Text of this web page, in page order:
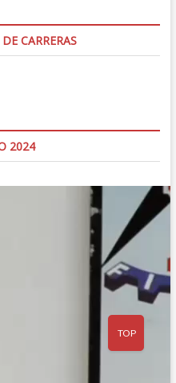
CARRERAS
2024
TOP